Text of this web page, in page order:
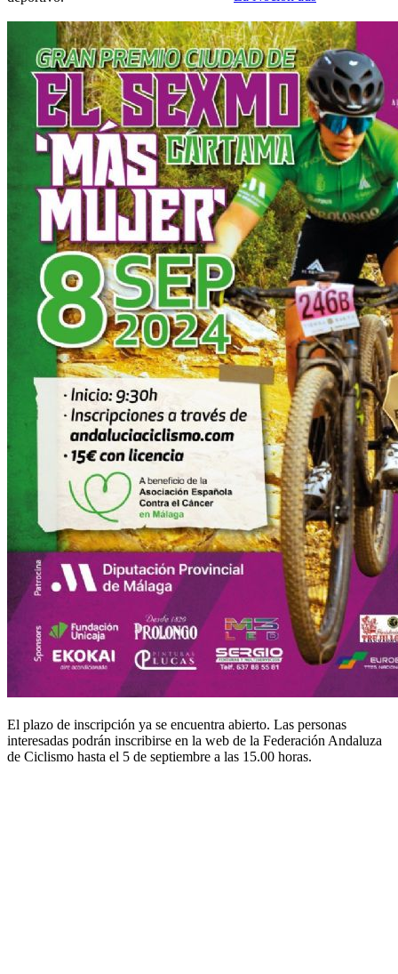
El plazo de inscripción ya se encuentra abierto. Las personas
interesadas podrán inscribirse en la web de la Federación Andaluza
de Ciclismo hasta el 5 de septiembre a las 15.00 horas.